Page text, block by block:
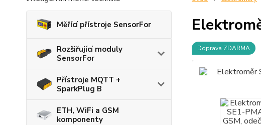
Měřící přístroje SensorFor
Rozšiřující moduly
SensorFor
Přístroje MQTT +
SparkPlug B
ETH, WiFi a GSM
komponenty
Doprava ZDARMA